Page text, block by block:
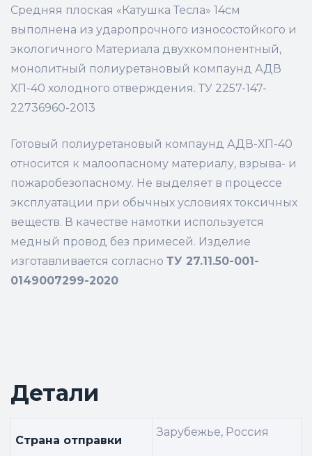
Средняя плоская «Катушка Тесла» 14см
выполнена из ударопрочного износостойкого и
экологичного Материала двухкомпонентный,
монолитный полиуретановый компаунд АДВ
ХП-40 холодного отверждения. ТУ 2257-147-
22736960-2013
Готовый полиуретановый компаунд АДВ-ХП-40
относится к малоопасному материалу, взрыва- и
пожаробезопасному. Не выделяет в процессе
эксплуатации при обычных условиях токсичных
веществ. В качестве намотки используется
медный провод без примесей. Изделие
изготавливается согласно ТУ 27.11.50-001-
0149007299-2020
Детали
Страна отправки
Зарубежье, Россия